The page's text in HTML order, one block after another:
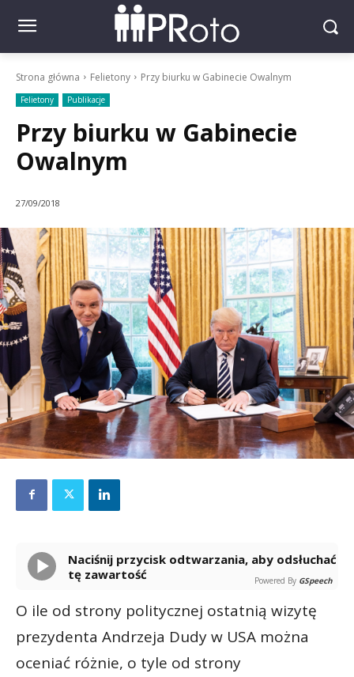
Strona główna Felietony Przy biurku w Gabinecie Owalnym
Felietony Publikacje
Przy biurku w Gabinecie
Owalnym
27/09/2018
Naciśnij przycisk odtwarzania, aby odsłuchać
tę zawartość
Powered By GSpeech
O ile od strony politycznej ostatnią wizytę
prezydenta Andrzeja Dudy w USA można
oceniać różnie, o tyle od strony